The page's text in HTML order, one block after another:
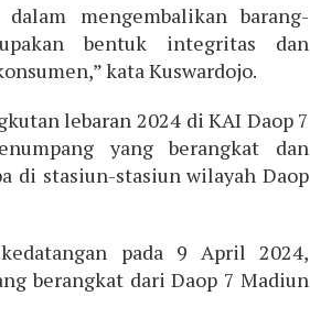
mengembalikan barang-
bentuk integritas dan
kata Kuswardojo.
lebaran 2024 di KAI Daop 7
yang berangkat dan
di stasiun-stasiun wilayah Daop
pada 9 April 2024,
berangkat dari Daop 7 Madiun